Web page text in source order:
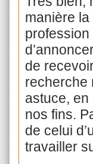
manière
profession
de
recherche
astuce,
nos fins.
de celui
travailler